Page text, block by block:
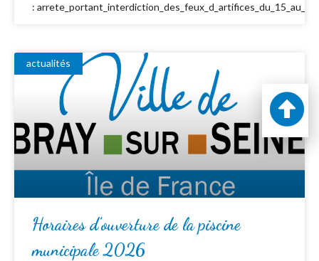
:
actualités
Horaires d’ouverture de la piscine
municipale 2026